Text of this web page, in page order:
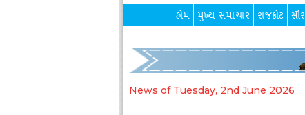
હોમ મુખ્ય સમાચાર રાજકોટ
News of Tuesday, 2nd June 2026